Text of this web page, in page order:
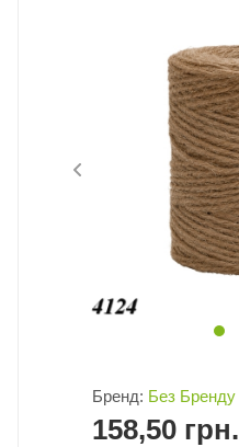
Бренд: Без Бренду
158,50 грн.